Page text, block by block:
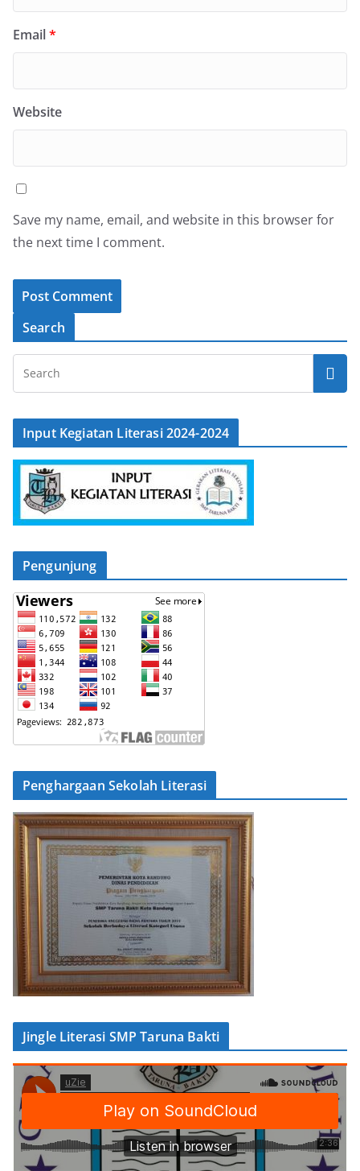
Email*
Website
Save my name, email, and website in this browser for
the next time I comment.
Search
Input Kegiatan Literasi 2024-2024
Pengunjung
Penghargaan Sekolah Literasi
Jingle Literasi SMP Taruna Bakti